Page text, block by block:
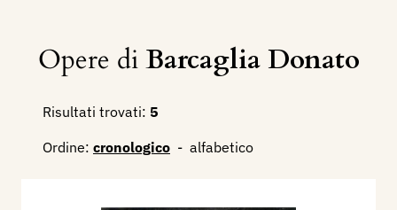
Opere diBarcaglia Donato
Risultati trovati: 5
Ordine: cronologico - alfabetico